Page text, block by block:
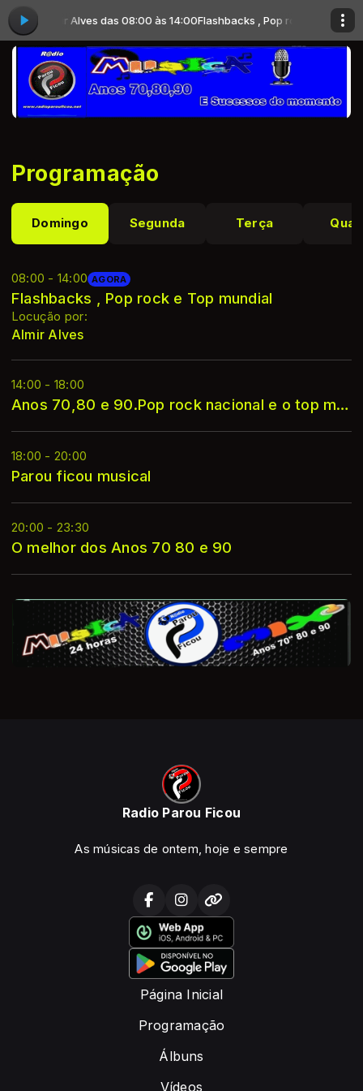
com Almir Alves das 08:00 às 14:00Flashbacks , Pop rock e Top
Programação
Domingo Segunda Terça
08:00 - 14:00 AGORA
Flashbacks , Pop rock e Top mundial
Locução por:
Almir Alves
14:00 - 18:00
Anos 70,80 e 90.Pop rock nacional e o top mundial
18:00 - 20:00
Parou ficou musical
20:00 - 23:30
O melhor dos Anos 70 80 e 90
Radio Parou Ficou
As músicas de ontem, hoje e sempre
Página Inicial
Programação
Álbuns
Vídeos